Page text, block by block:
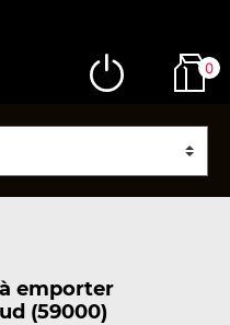
0
emporter
(59000)